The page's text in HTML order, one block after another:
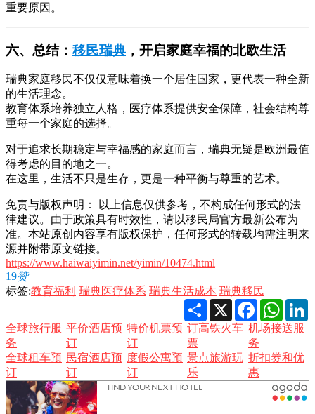
重要原因。
六、总结： 移民瑞典 ，开启家庭幸福的北欧生活
瑞典家庭移民不仅仅意味着换一个居住国家，更代表一种全新
的生活理念。
教育体系培养独立人格，医疗体系提供安全保障，社会结构尊
重每一个家庭的选择。
对于追求长期稳定与幸福感的家庭而言，瑞典无疑是欧洲最值
得考虑的目的地之一。
在这里，生活不只是生存，更是一种平衡与尊重的艺术。
免责与版权声明： 以上信息仅供参考，不构成任何形式的法
律建议。由于政策具有时效性，请以移民局官方最新公布为
准。本站原创内容享有版权保护，任何形式的转载均需注明来
源并附带原文链接。
https://www.haiwaiyimin.net/yimin/10474.html
19赞
标签:教育福利 瑞典医疗体系 瑞典生活成本 瑞典移民
Share X Facebook
全球旅行服
务
平价酒店预
订
特价机票预
订
订高铁火车
票
机场接送服
务
全球租车预
订
民宿酒店预
订
度假公寓预
订
景点旅游玩
乐
折扣券和优
惠